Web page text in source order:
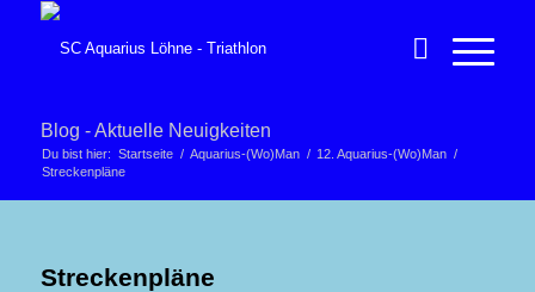
Blog - Aktuelle Neuigkeiten
Du bist hier: Startseite / Aquarius-(Wo)Man / 12. Aquarius-(Wo)Man /
Streckenpläne
Streckenpläne